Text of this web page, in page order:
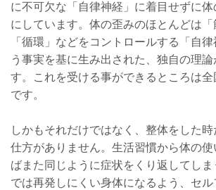
に不可欠な「自律神経」に着目せずに体
にしています。体の歪みのほとんどは「
「循環」などをコントロールする「自
う事実を基に生み出された、独自の理
す。これを受ける事ができるところは
です。
しかもそれだけではなく、整体をした
仕方がありません。生活習慣から体の
ばまた同じように症状をくり返してし
では再発しにくい身体になるよう、セ